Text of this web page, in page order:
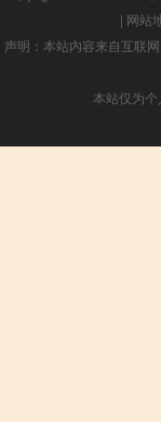
| 网站
声明：本站内容来自互联
本站仅为